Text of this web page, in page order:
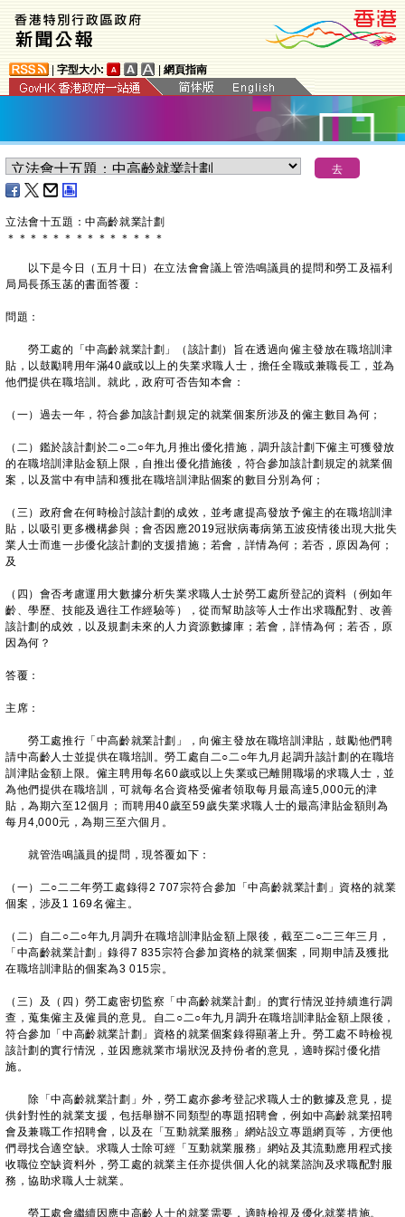
字型大小: 網頁指南
立法會十五題：中高齡就業計劃
＊ ＊ ＊ ＊ ＊ ＊ ＊ ＊ ＊ ＊ ＊ ＊ ＊ ＊
以下是今日（五月十日）在立法會會議上管浩鳴議員的提問和勞工及福利
局局長孫玉菡的書面答覆：
問題：
勞工處的「中高齡就業計劃」（該計劃）旨在透過向僱主發放在職培訓津
貼，以鼓勵聘用年滿40歲或以上的失業求職人士，擔任全職或兼職長工，並為
他們提供在職培訓。就此，政府可否告知本會：
（一）過去一年，符合參加該計劃規定的就業個案所涉及的僱主數目為何；
（二）鑑於該計劃於二○二○年九月推出優化措施，調升該計劃下僱主可獲發放
的在職培訓津貼金額上限，自推出優化措施後，符合參加該計劃規定的就業個
案，以及當中有申請和獲批在職培訓津貼個案的數目分別為何；
（三）政府會在何時檢討該計劃的成效，並考慮提高發放予僱主的在職培訓津
貼，以吸引更多機構參與；會否因應2019冠狀病毒病第五波疫情後出現大批失
業人士而進一步優化該計劃的支援措施；若會，詳情為何；若否，原因為何；
及
（四）會否考慮運用大數據分析失業求職人士於勞工處所登記的資料（例如年
齡、學歷、技能及過往工作經驗等），從而幫助該等人士作出求職配對、改善
該計劃的成效，以及規劃未來的人力資源數據庫；若會，詳情為何；若否，原
因為何？
答覆：
主席：
勞工處推行「中高齡就業計劃」，向僱主發放在職培訓津貼，鼓勵他們聘
請中高齡人士並提供在職培訓。勞工處自二○二○年九月起調升該計劃的在職培
訓津貼金額上限。僱主聘用每名60歲或以上失業或已離開職場的求職人士，並
為他們提供在職培訓，可就每名合資格受僱者領取每月最高達5,000元的津
貼，為期六至12個月；而聘用40歲至59歲失業求職人士的最高津貼金額則為
每月4,000元，為期三至六個月。
就管浩鳴議員的提問，現答覆如下：
（一）二○二二年勞工處錄得2 707宗符合參加「中高齡就業計劃」資格的就業
個案，涉及1 169名僱主。
（二）自二○二○年九月調升在職培訓津貼金額上限後，截至二○二三年三月，
「中高齡就業計劃」錄得7 835宗符合參加資格的就業個案，同期申請及獲批
在職培訓津貼的個案為3 015宗。
（三）及（四）勞工處密切監察「中高齡就業計劃」的實行情況並持續進行調
查，蒐集僱主及僱員的意見。自二○二○年九月調升在職培訓津貼金額上限後，
符合參加「中高齡就業計劃」資格的就業個案錄得顯著上升。勞工處不時檢視
該計劃的實行情況，並因應就業市場狀況及持份者的意見，適時探討優化措
施。
除「中高齡就業計劃」外，勞工處亦參考登記求職人士的數據及意見，提
供針對性的就業支援，包括舉辦不同類型的專題招聘會，例如中高齡就業招聘
會及兼職工作招聘會，以及在「互動就業服務」網站設立專題網頁等，方便他
們尋找合適空缺。求職人士除可經「互動就業服務」網站及其流動應用程式接
收職位空缺資料外，勞工處的就業主任亦提供個人化的就業諮詢及求職配對服
務，協助求職人士就業。
勞工處會繼續因應中高齡人士的就業需要，適時檢視及優化就業措施。